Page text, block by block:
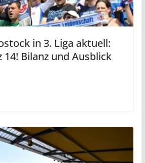
in 3. Liga aktuell:
14! Bilanz und Ausblick